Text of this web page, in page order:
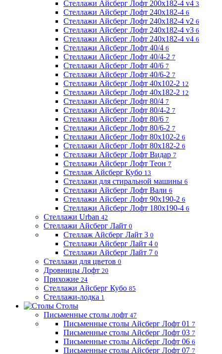
Стеллажи Айсберг Лофт 200х182-4 v4 3
Стеллажи Айсберг Лофт 240х182-4 6
Стеллажи Айсберг Лофт 240х182-4 v2 6
Стеллажи Айсберг Лофт 240х182-4 v3 6
Стеллажи Айсберг Лофт 240х182-4 v4 6
Стеллажи Айсберг Лофт 40/4 6
Стеллажи Айсберг Лофт 40/4-2 7
Стеллажи Айсберг Лофт 40/6 7
Стеллажи Айсберг Лофт 40/6-2 7
Стеллажи Айсберг Лофт 40х102-2 12
Стеллажи Айсберг Лофт 40х182-2 12
Стеллажи Айсберг Лофт 80/4 7
Стеллажи Айсберг Лофт 80/4-2 7
Стеллажи Айсберг Лофт 80/6 7
Стеллажи Айсберг Лофт 80/6-2 7
Стеллажи Айсберг Лофт 80х102-2 6
Стеллажи Айсберг Лофт 80х182-2 6
Стеллажи Айсберг Лофт Видар 7
Стеллажи Айсберг Лофт Теон 7
Стеллаж Айсберг Кубо 13
Стеллажи для стиральной машины 6
Стеллажи Айсберг Лофт Вали 6
Стеллажи Айсберг Лофт 90х190-2 6
Стеллажи Айсберг Лофт 180х190-4 6
Стеллажи Urban 42
Стеллажи Айсберг Лайт 0
Стеллаж Айсберг Лайт 3 0
Стеллажи Айсберг Лайт 4 0
Стеллажи Айсберг Лайт 7 0
Стеллажи для цветов 0
Дровницы Лофт 20
Прихожие 24
Стеллажи Айсберг Кубо 85
Стеллажи-лодка 1
Столы
Письменные столы лофт 47
Письменные столы Айсберг Лофт 01 7
Письменные столы Айсберг Лофт 03 7
Письменные столы Айсберг Лофт 06 6
Письменные столы Айсберг Лофт 07 7